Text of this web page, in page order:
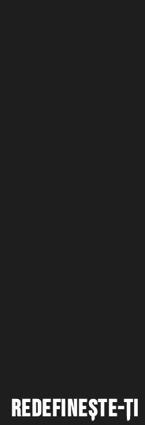
Redefinește-ți